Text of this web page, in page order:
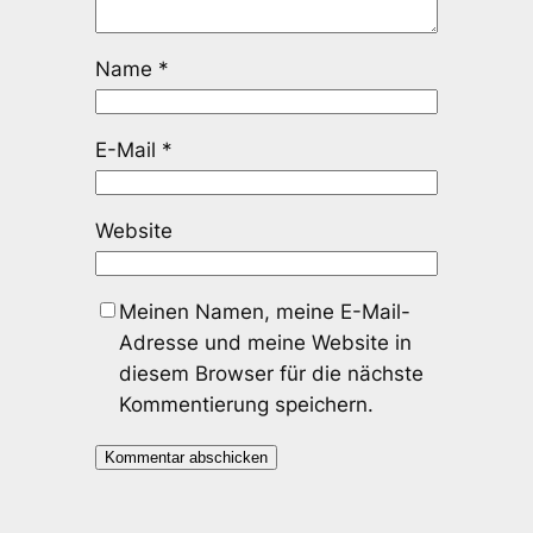
Name *
E-Mail *
Website
Meinen Namen, meine E-Mail-
Adresse und meine Website in
diesem Browser für die nächste
Kommentierung speichern.